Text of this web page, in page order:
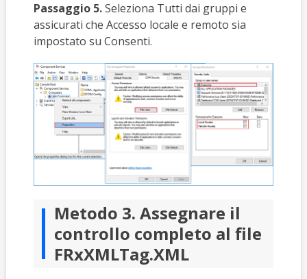
Passaggio 5.Seleziona Tutti dai gruppi e
assicurati che Accesso locale e remoto sia
impostato su Consenti.
Metodo 3. Assegnare il
controllo completo al file
FRxXMLTag.XML